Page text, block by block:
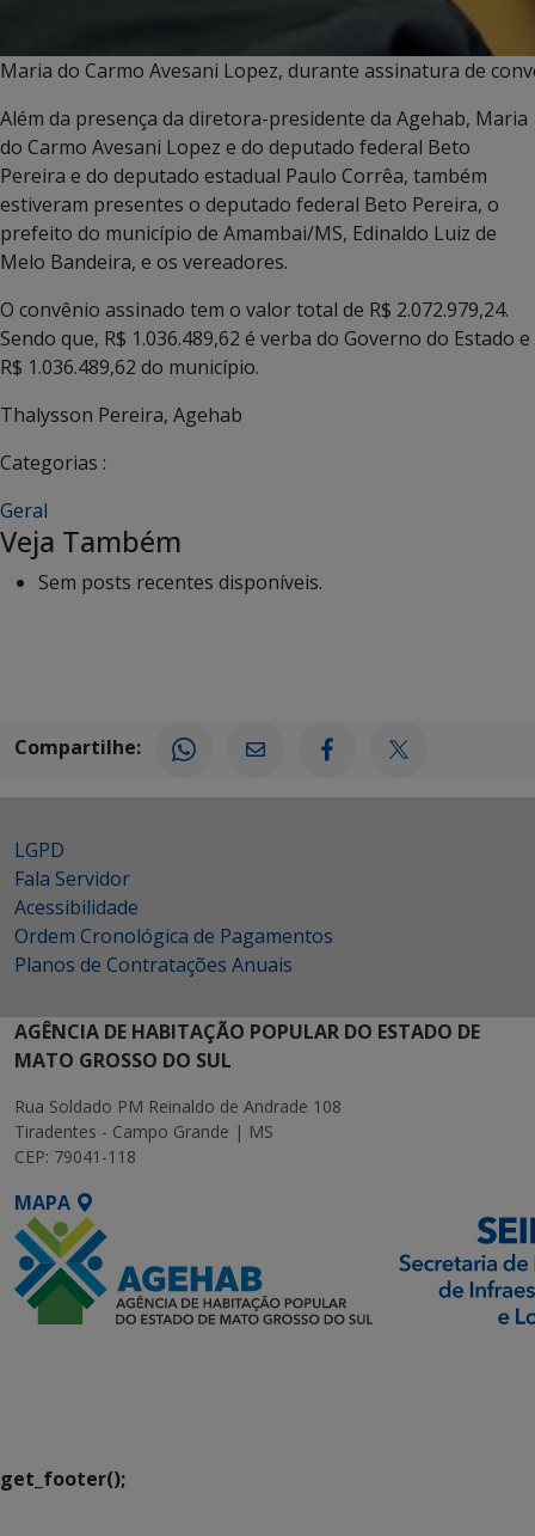
Maria do Carmo Avesani Lopez, durante assinatura de
Além da presença da diretora-presidente da Agehab, Maria
do Carmo Avesani Lopez e do deputado federal Beto
Pereira e do deputado estadual Paulo Corrêa, também
estiveram presentes o deputado federal Beto Pereira, o
prefeito do município de Amambai/MS, Edinaldo Luiz de
Melo Bandeira, e os vereadores.
O convênio assinado tem o valor total de R$ 2.072.979,24.
Sendo que, R$ 1.036.489,62 é verba do Governo do Estado e
R$ 1.036.489,62 do município.
Thalysson Pereira, Agehab
Categorias :
Geral
Veja Também
Sem posts recentes disponíveis.
Compartilhe:
LGPD
Fala Servidor
Acessibilidade
Ordem Cronológica de Pagamentos
Planos de Contratações Anuais
AGÊNCIA DE HABITAÇÃO POPULAR DO ESTADO DE
MATO GROSSO DO SUL
Rua Soldado PM Reinaldo de Andrade 108
Tiradentes - Campo Grande | MS
CEP: 79041-118
MAPA
get_footer();